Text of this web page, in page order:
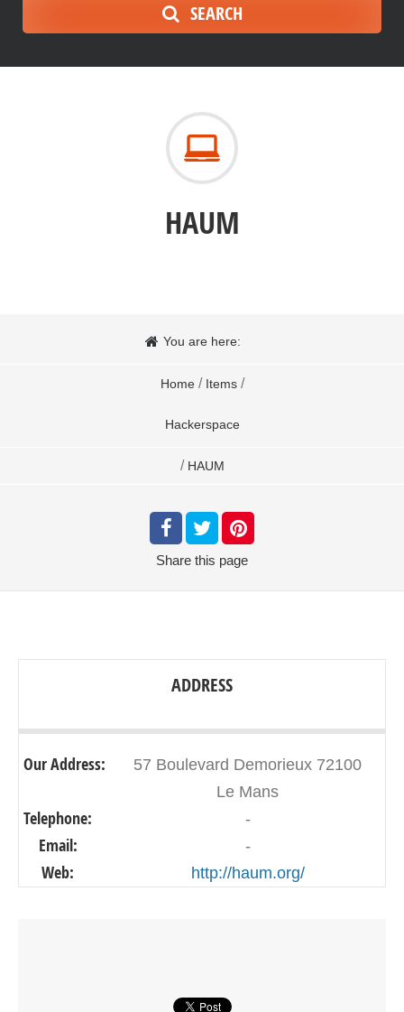
SEARCH
HAUM
You are here:
Home / Items /
Hackerspace
/ HAUM
Share this page
ADDRESS
Our Address:
57 Boulevard Demorieux 72100
Le Mans
Telephone: -
Email: -
Web: http://haum.org/